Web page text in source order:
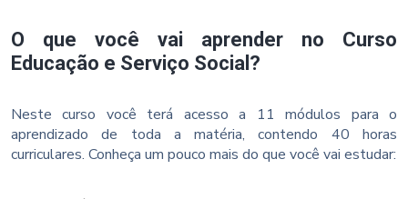
O que você vai aprender no Curso
Educação e Serviço Social?
Neste curso você terá acesso a 11 módulos para o
aprendizado de toda a matéria, contendo 40 horas
curriculares. Conheça um pouco mais do que você vai estudar: